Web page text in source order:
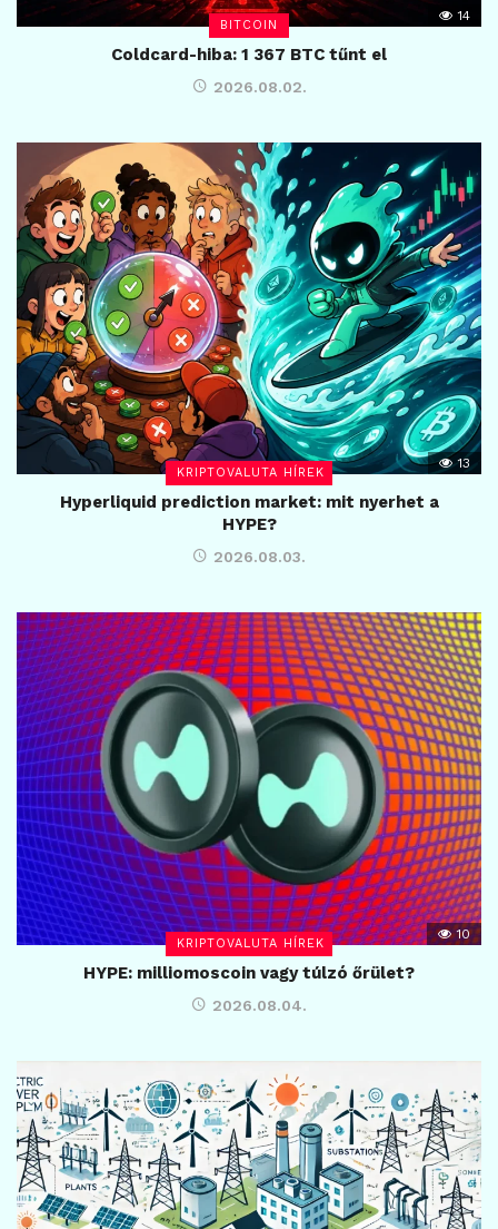
BITCOIN
14
Coldcard-hiba: 1 367 BTC tűnt el
2026.08.02.
KRIPTOVALUTA HÍREK
13
Hyperliquid prediction market: mit nyerhet a
HYPE?
2026.08.03.
KRIPTOVALUTA HÍREK
10
HYPE: milliomoscoin vagy túlzó őrület?
2026.08.04.